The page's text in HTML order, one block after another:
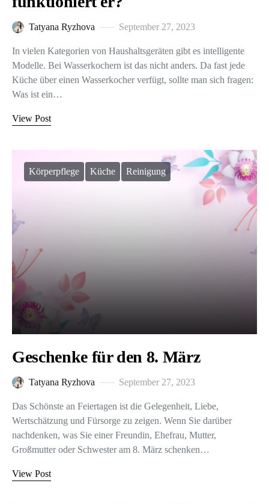
Tatyana Ryzhova September 27, 2023
In vielen Kategorien von Haushaltsgeräten gibt es intelligente
Modelle. Bei Wasserkochern ist das nicht anders. Da fast jede
Küche über einen Wasserkocher verfügt, sollte man sich fragen:
Was ist ein…
View Post
Körperpflege Küche Reinigung
Geschenke für den 8. März
Tatyana Ryzhova September 27, 2023
Das Schönste an Feiertagen ist die Gelegenheit, Liebe,
Wertschätzung und Fürsorge zu zeigen. Wenn Sie darüber
nachdenken, was Sie einer Freundin, Ehefrau, Mutter,
Großmutter oder Schwester am 8. März schenken…
View Post